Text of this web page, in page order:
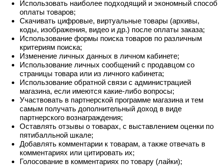
Использовать наиболее подходящий и экономный способ
оплаты товаров;
Скачивать цифровые, виртуальные товары (архивы,
коды, изображения, видео и др.) после оплаты заказа;
Использование формы поиска товаров по различным
критериям поиска;
Изменение личных данных в личном кабинете;
Использование личных сообщений с продавцом со
страницы товара или из личного кабинета;
Использование обратной связи с администрацией
магазина, если имеются какие-либо вопросы;
Участвовать в партнерской программе магазина и тем
самым получать дополнительный доход в виде
партнерского вознаграждения;
Оставлять отзывы о товарах, с выставлением оценки по
пятибалльной шкале;
Добавлять комментарии к товарам, а также отвечать в
комментариях или цитировать их;
Голосование в комментариях по товару (лайки);